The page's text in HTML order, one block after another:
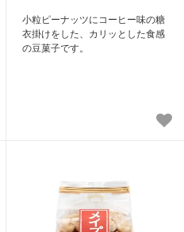
小粒ピーナッツにコーヒー味の糖
衣掛けをした、カリッとした食感
の豆菓子です。